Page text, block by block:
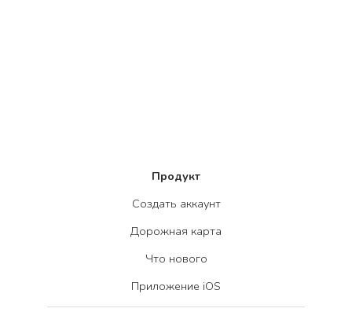
Продукт
Создать аккаунт
Дорожная карта
Что нового
Приложение iOS